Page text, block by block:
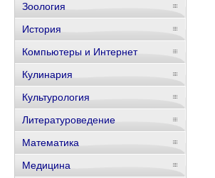
Зоология
История
Компьютеры и Интернет
Кулинария
Культурология
Литературоведение
Математика
Медицина